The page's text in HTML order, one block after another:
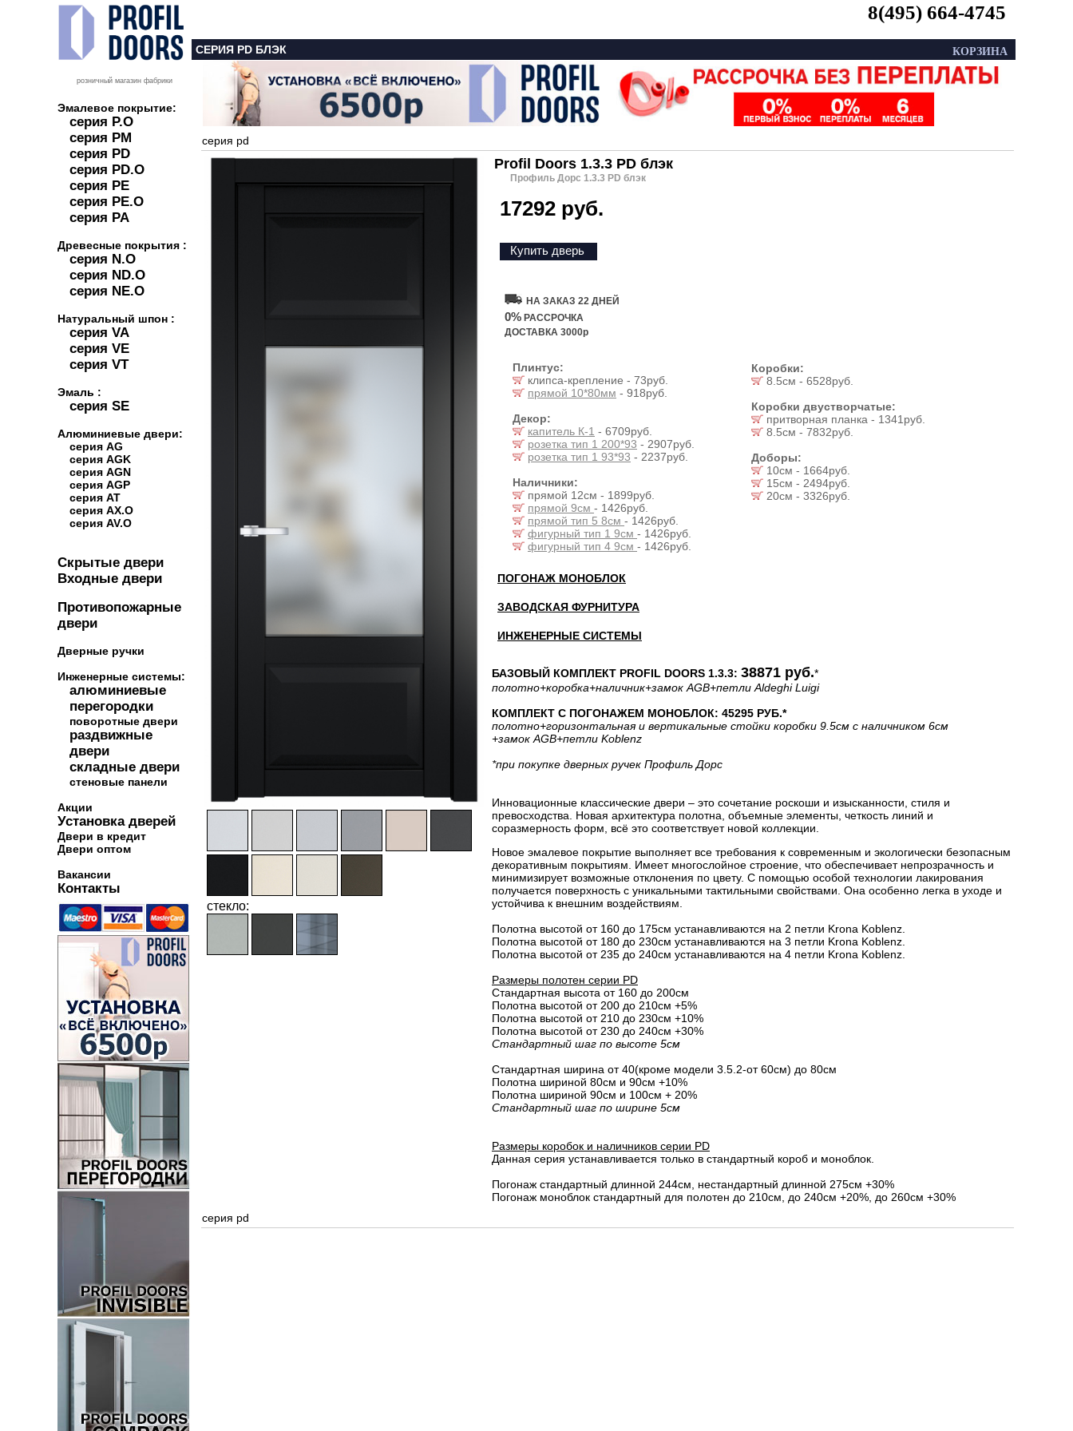
розничный магазин фабрики
Эмалевое покрытие:
серия P.O
серия PM
серия PD
серия PD.O
серия PE
серия PE.O
серия PA
Древесные покрытия :
серия N.O
серия ND.O
серия NE.O
Натуральный шпон :
серия VA
серия VE
серия VT
Эмаль :
серия SE
Алюминиевые двери:
серия AG
серия AGK
серия AGN
серия AGP
серия AT
серия AX.O
серия AV.O
Скрытые двери
Входные двери
Противопожарные
двери
Дверные ручки
Инженерные системы:
алюминиевые
перегородки
поворотные двери
раздвижные
двери
складные двери
стеновые панели
Акции
Установка дверей
Двери в кредит
Двери оптом
Вакансии
Контакты
8(495) 664-4745
КОРЗИНА
СЕРИЯ PD БЛЭК
серия pd
стекло:
Profil Doors 1.3.3 PD блэк
Профиль Дорс 1.3.3 PD блэк
17292 руб.
Купить дверь
НА ЗАКАЗ 22 ДНЕЙ
0% РАССРОЧКА
ДОСТАВКА 3000р
Плинтус:
клипса-крепление - 73руб.
прямой 10*80мм - 918руб.
Декор:
капитель К-1 - 6709руб.
розетка тип 1 200*93 - 2907руб.
розетка тип 1 93*93 - 2237руб.
Наличники:
прямой 12см - 1899руб.
прямой 9см - 1426руб.
прямой тип 5 8см - 1426руб.
фигурный тип 1 9см - 1426руб.
фигурный тип 4 9см - 1426руб.
Коробки:
8.5см - 6528руб.
Коробки двустворчатые:
притворная планка - 1341руб.
8.5см - 7832руб.
Доборы:
10см - 1664руб.
15см - 2494руб.
20см - 3326руб.
ПОГОНАЖ МОНОБЛОК
ЗАВОДСКАЯ ФУРНИТУРА
ИНЖЕНЕРНЫЕ СИСТЕМЫ
БАЗОВЫЙ КОМПЛЕКТ PROFIL DOORS 1.3.3: 38871 руб.*
полотно+коробка+наличник+замок AGB+петли Aldeghi Luigi
КОМПЛЕКТ С ПОГОНАЖЕМ МОНОБЛОК: 45295 РУБ.*
полотно+горизонтальная и вертикальные стойки коробки 9.5см с наличником 6см
+замок AGB+петли Koblenz
*при покупке дверных ручек Профиль Дорс
Инновационные классические двери – это сочетание роскоши и изысканности, стиля и
превосходства. Новая архитектура полотна, объемные элементы, четкость линий и
соразмерность форм, всё это соответствует новой коллекции.
Новое эмалевое покрытие выполняет все требования к современным и экологически безопасным
декоративным покрытиям. Имеет многослойное строение, что обеспечивает непрозрачность и
минимизирует возможные отклонения по цвету. С помощью особой технологии лакирования
получается поверхность с уникальными тактильными свойствами. Она особенно легка в уходе и
устойчива к внешним воздействиям.
Полотна высотой от 160 до 175см устанавливаются на 2 петли Krona Koblenz.
Полотна высотой от 180 до 230см устанавливаются на 3 петли Krona Koblenz.
Полотна высотой от 235 до 240см устанавливаются на 4 петли Krona Koblenz.
Размеры полотен серии PD
Стандартная высота от 160 до 200см
Полотна высотой от 200 до 210см +5%
Полотна высотой от 210 до 230см +10%
Полотна высотой от 230 до 240см +30%
Стандартный шаг по высоте 5см
Стандартная ширина от 40(кроме модели 3.5.2-от 60см) до 80см
Полотна шириной 80cм и 90cм +10%
Полотна шириной 90см и 100см + 20%
Стандартный шаг по ширине 5см
Размеры коробок и наличников серии PD
Данная серия устанавливается только в стандартный короб и моноблок.
Погонаж стандартный длинной 244см, нестандартный длинной 275см +30%
Погонаж моноблок стандартный для полотен до 210см, до 240см +20%, до 260см +30%
серия pd